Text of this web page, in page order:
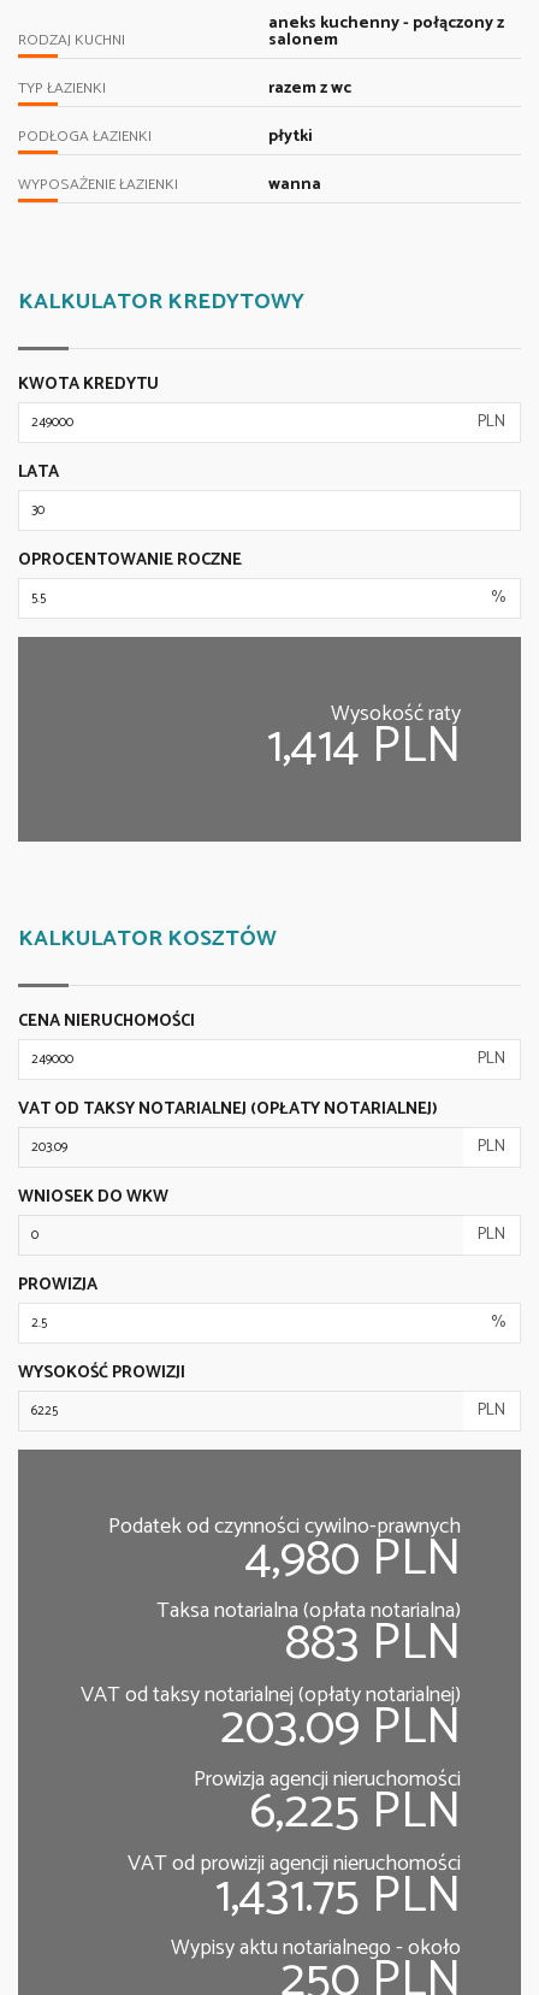
RODZAJ KUCHNI
aneks kuchenny - połączony z
salonem
TYP ŁAZIENKI razem z wc
PODŁOGA ŁAZIENKI płytki
WYPOSAŻENIE ŁAZIENKI wanna
KALKULATOR KREDYTOWY
KWOTA KREDYTU
PLN
LATA
OPROCENTOWANIE ROCZNE
%
Wysokość raty
1,414 PLN
KALKULATOR KOSZTÓW
CENA NIERUCHOMOŚCI
PLN
VAT OD TAKSY NOTARIALNEJ (OPŁATY NOTARIALNEJ)
PLN
WNIOSEK DO WKW
PLN
PROWIZJA
%
WYSOKOŚĆ PROWIZJI
PLN
Podatek od czynności cywilno-prawnych
4,980 PLN
Taksa notarialna (opłata notarialna)
883 PLN
VAT od taksy notarialnej (opłaty notarialnej)
203.09 PLN
Prowizja agencji nieruchomości
6,225 PLN
VAT od prowizji agencji nieruchomości
1,431.75 PLN
Wypisy aktu notarialnego - około